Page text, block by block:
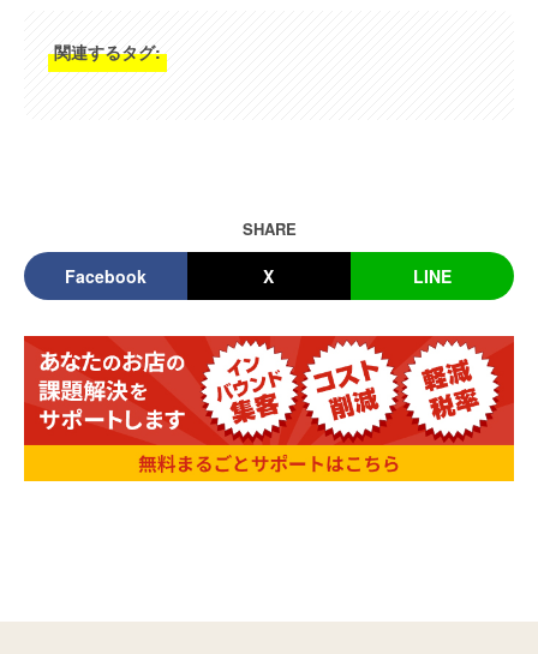
関連するタグ:
SHARE
Facebook X LINE